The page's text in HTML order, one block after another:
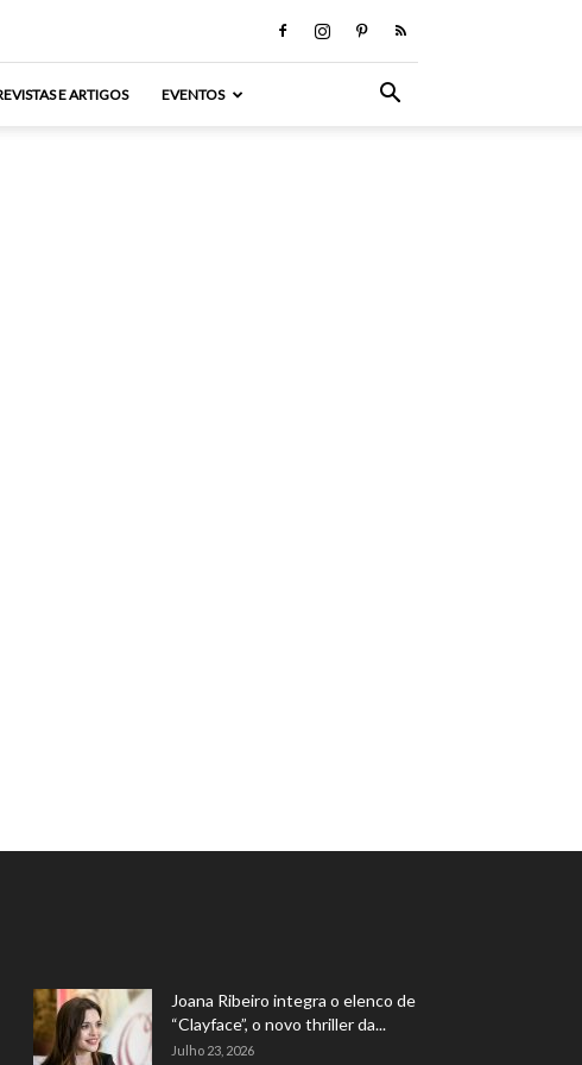
E ARTIGOS EVENTOS
Joana Ribeiro integra o elenco de
“Clayface”, o novo thriller da...
Julho 23, 2026